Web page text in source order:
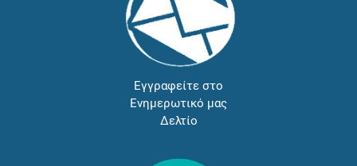
Εγγραφείτε στο
Ενημερωτικό μας
Δελτίο